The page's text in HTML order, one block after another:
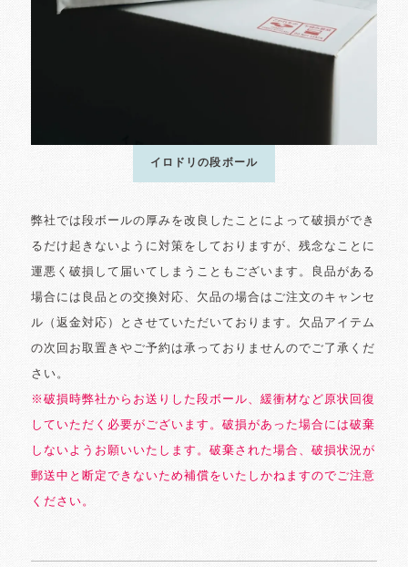
イロドリの段ボール
弊社では段ボールの厚みを改良したことによって破損ができ
るだけ起きないように対策をしておりますが、残念なことに
運悪く破損して届いてしまうこともございます。良品がある
場合には良品との交換対応、欠品の場合はご注文のキャンセ
ル（返金対応）とさせていただいております。欠品アイテム
の次回お取置きやご予約は承っておりませんのでご了承くだ
さい。
※破損時弊社からお送りした段ボール、緩衝材など原状回復
していただく必要がございます。破損があった場合には破棄
しないようお願いいたします。破棄された場合、破損状況が
郵送中と断定できないため補償をいたしかねますのでご注意
ください。